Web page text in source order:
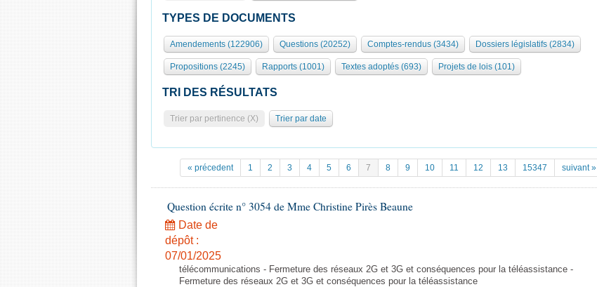
TYPES DE DOCUMENTS
Amendements (122906) Questions (20252) Comptes-rendus (3434) Dossiers législatifs (2834)
Propositions (2245) Rapports (1001) Textes adoptés (693) Projets de lois (101)
TRI DES RÉSULTATS
Trier par pertinence (X) Trier par date
« précedent 1 2 3 4 5 6 7 8 9 10 11 12 13 15347 suivant »
Question écrite n° 3054 de Mme Christine Pirès Beaune
Date de
dépôt :
07/01/2025
télécommunications - Fermeture des réseaux 2G et 3G et conséquences pour la téléassistance -
Fermeture des réseaux 2G et 3G et conséquences pour la téléassistance